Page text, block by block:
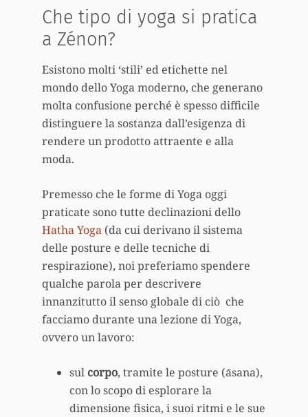
Che tipo di yoga si pratica
a Zénon?
Esistono molti ‘stili’ ed etichette nel
mondo dello Yoga moderno, che generano
molta confusione perché è spesso difficile
distinguere la sostanza dall’esigenza di
rendere un prodotto attraente e alla
moda.
Premesso che le forme di Yoga oggi
praticate sono tutte declinazioni dello
Hatha Yoga (da cui derivano il sistema
delle posture e delle tecniche di
respirazione), noi preferiamo spendere
qualche parola per descrivere
innanzitutto il senso globale di ciò che
facciamo durante una lezione di Yoga,
ovvero un lavoro:
sul corpo, tramite le posture (āsana),
con lo scopo di esplorare la
dimensione fisica, i suoi ritmi e le sue